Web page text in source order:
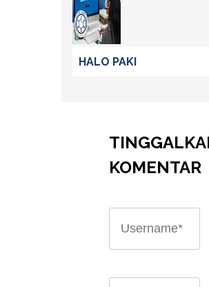
HALO PAKI
KOMENTAR